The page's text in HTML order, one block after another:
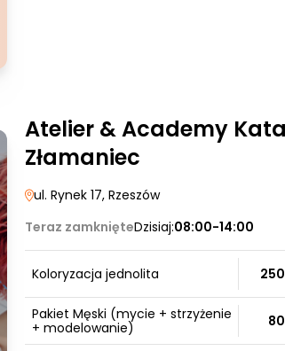
Atelier & Academy
Złamaniec
ul. Rynek 17, Rzeszów
Teraz zamknięteDzisiaj:08:00-14:00
Koloryzacja jednolita 250
Pakiet Męski (mycie + strzyżenie
+ modelowanie)